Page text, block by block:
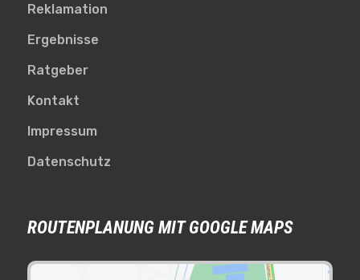
Reklamation
Ergebnisse
Ratgeber
Kontakt
Impressum
Datenschutz
ROUTENPLANUNG MIT GOOGLE MAPS